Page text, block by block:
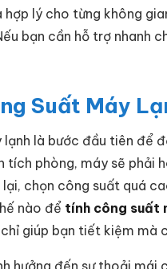
lý cho từng không
bạn cần hỗ trợ nhanh
Suất Máy
là bước đầu tiên để
tích phòng, máy sẽ phải
chọn công suất quá
nào để tính công suất
giúp bạn tiết kiệm